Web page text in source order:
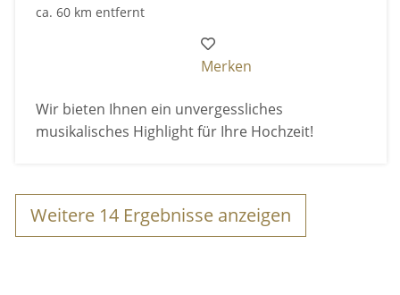
ca. 60 km entfernt
Merken
Wir bieten Ihnen ein unvergessliches
musikalisches Highlight für Ihre Hochzeit!
Weitere 14 Ergebnisse anzeigen